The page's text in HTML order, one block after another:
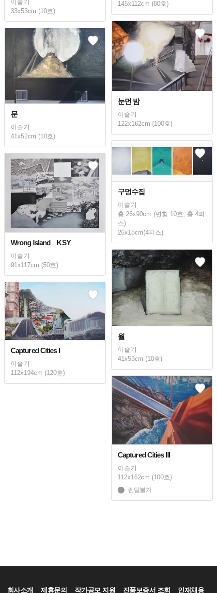
145x112cm (80호)
이슬기
33x53cm (10호)
눈먼 밤
이슬기
122x162cm (100호)
문
이슬기
41x52cm (10호)
구멍수집
이슬기
총 26x90cm (변형 10호, 총 4피
스)
26x18cm(4피스)
Wrong Island _ KSY
이슬기
91x117cm (50호)
월
이슬기
41x53cm (10호)
Captured Cities I
이슬기
112x194cm (120호)
Captured Cities III
이슬기
112x162cm (100호)
렌탈불가
회사소개 제휴문의 작가공모 지원 진품보증서 조회 인재채용